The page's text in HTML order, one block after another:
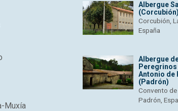
Muxía
Albergue
(Corcubión)
Corcubión,
España
Albergue
Peregrinos
Antonio de
(Padrón)
Convento de
Padrón,